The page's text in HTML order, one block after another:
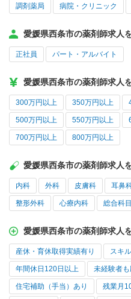
調剤薬局 病院・クリニック
愛媛県西条市の薬剤師求人
正社員 パート・アルバイト
愛媛県西条市の薬剤師求人
300万円以上 350万円以上
500万円以上 550万円以上
700万円以上 800万円以上
愛媛県西条市の薬剤師求人
内科 外科 皮膚科 耳鼻
整形外科 心療内科 総合科目
愛媛県西条市の薬剤師求人
産休・育休取得実績有り スキ
年間休日120日以上 未経験者
住宅補助（手当）あり 残業月